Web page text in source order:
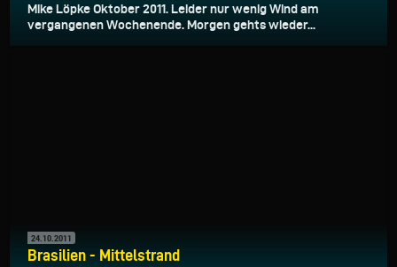
Mike Löpke Oktober 2011. Leider nur wenig Wind am
vergangenen Wochenende. Morgen gehts wieder...
24.10.2011
Brasilien - Mittelstrand